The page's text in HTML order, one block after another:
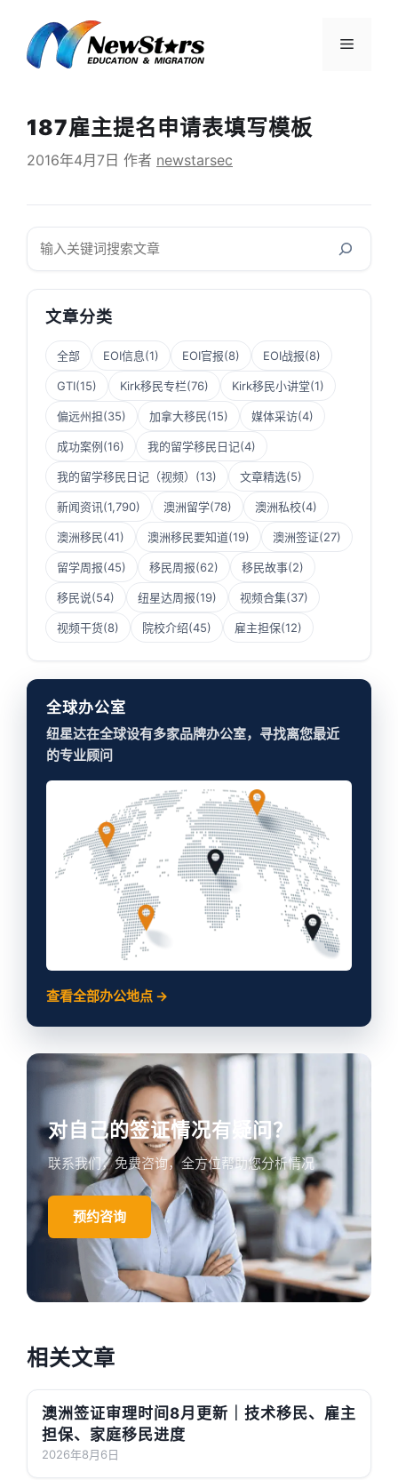
菜
187雇主提名申请表填写模板
2016年4月7日 作者 newstarsec
搜
文章分类
全部 EOI信息(1) EOI官报(8) EOI战报(8)
GTI(15) Kirk移民专栏(76) Kirk移民小讲堂(1)
偏远州担(35) 加拿大移民(15) 媒体采访(4)
成功案例(16) 我的留学移民日记(4)
我的留学移民日记（视频） (13) 文章精选(5)
新闻资讯(1,790) 澳洲留学(78) 澳洲私校(4)
澳洲移民(41) 澳洲移民要知道(19) 澳洲签证(27)
留学周报(45) 移民周报(62) 移民故事(2)
移民说(54) 纽星达周报(19) 视频合集(37)
视频干货(8) 院校介绍(45) 雇主担保(12)
全球办公室
纽星达在全球设有多家品牌办公室，寻找离您最近
的专业顾问
查看全部办公地点 →
对自己的签证情况有疑问？
联系我们，免费咨询，全方位帮助您分析情况
预约咨询
相关文章
澳洲签证审理时间8月更新｜技术移民、雇主
担保、家庭移民进度
2026年8月6日